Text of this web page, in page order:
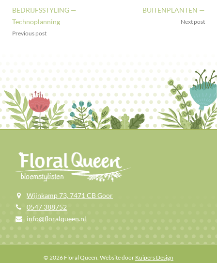
BEDRIJFSSTYLING —
Technoplanning
Previous post
BUITENPLANTEN —
Next post
Wijnkamp 73, 7471 CB Goor
0547 388752
info@floralqueen.nl
© 2026 Floral Queen. Website door Kuipers Design